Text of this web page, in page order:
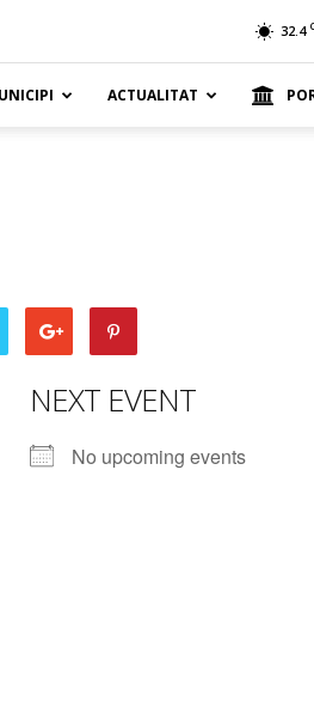
32.4
ACTUALITAT
NEXT EVENT
No upcoming events